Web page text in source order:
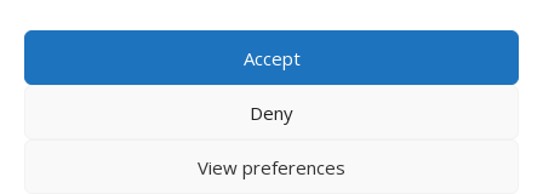
Accept
Deny
View preferences